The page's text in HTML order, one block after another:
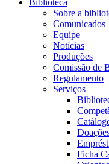
Biblioteca
Sobre a
Comunicados
Equipe
Notícias
Produções
Comissão de
Regulamento
Serviços
Ficha